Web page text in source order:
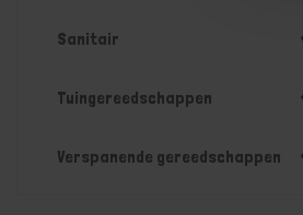
Sanitair
Tuingereedschappen
Verspanende gereedschappen